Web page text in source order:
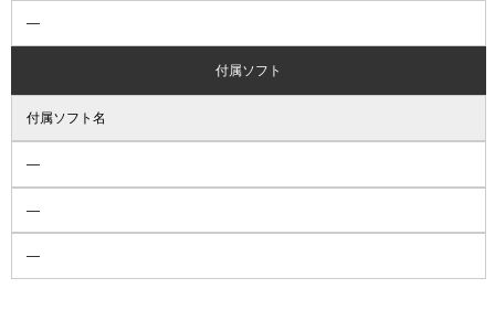
―
付属ソフト
付属ソフト名
―
―
―